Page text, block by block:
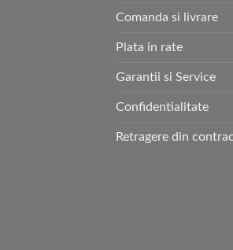
Comanda si livrare
Plata in rate
Garantii si Service
Confidentialitate
Retragere din